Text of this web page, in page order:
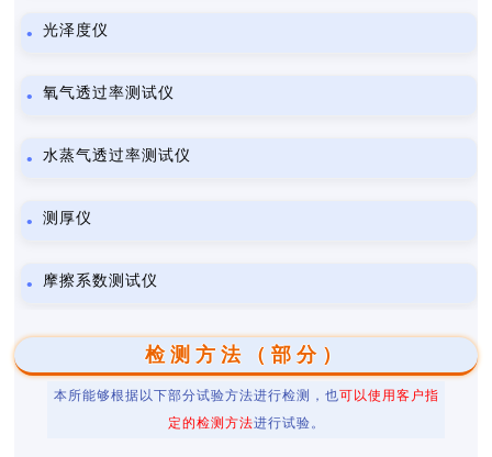
光泽度仪
氧气透过率测试仪
水蒸气透过率测试仪
测厚仪
摩擦系数测试仪
检测方法（部分）
本所能够根据以下部分试验方法进行检测，也可以使用客户指
定的检测方法进行试验。